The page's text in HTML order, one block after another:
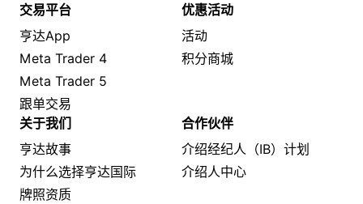
交易平台
亨达App
Meta Trader 4
Meta Trader 5
跟单交易
优惠活动
活动
积分商城
关于我们
亨达故事
为什么选择亨达国际
牌照资质
合作伙伴
介绍经纪人（IB）计划
介绍人中心